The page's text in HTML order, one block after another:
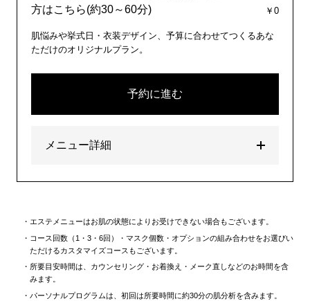
方はこちら(約30～60分)
￥0
肌悩みや挙式日・衣装デザイン、予算に合わせてつくるあな
ただけのオリジナルプラン。
予約に進む
メニュー詳細
エステメニューはお肌の状態によりお受けできない場合もございます。
コース回数（1・3・6回）・マスク個数・オプションの組み合わせをお選びい
ただけるカスタマイズコースもございます。
所要目安時間は、カウンセリング・お着換え・メーク直しなどのお時間を含
みます。
パーソナルプログラムは、初回は所要時間に約30分の肌分析を含みます。